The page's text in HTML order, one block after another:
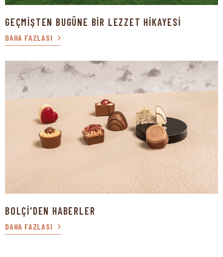
GEÇMİŞTEN BUGÜNE BİR LEZZET HİKAYESİ
DAHA FAZLASI
BOLÇİ'DEN HABERLER
DAHA FAZLASI